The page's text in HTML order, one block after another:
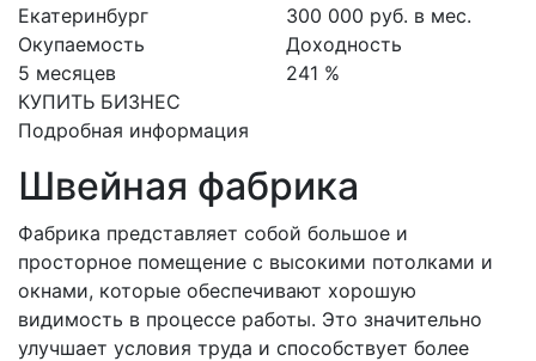
Екатеринбург
Окупаемость
5 месяцев
КУПИТЬ БИЗНЕС
300 000 руб. в мес.
Доходность
241 %
Подробная информация
Швейная фабрика
Фабрика представляет собой большое и
просторное помещение с высокими потолками и
окнами, которые обеспечивают хорошую
видимость в процессе работы. Это значительно
улучшает условия труда и способствует более